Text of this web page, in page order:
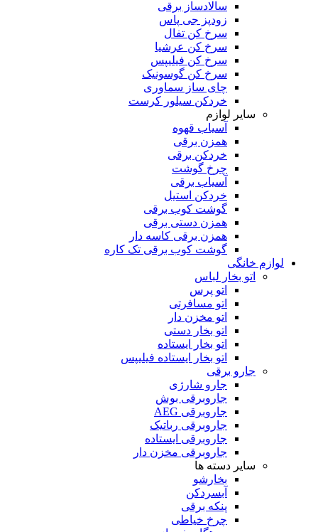
سالادساز برقی
زودپز جی پاس
سرخ کن تفال
سرخ کن عرشیا
سرخ کن فیلیپس
سرخ کن گوسونیک
چای ساز سماوری
خردکن سیلور کرست
سایر لوازم
آسیاب قهوه
همزن برقی
خردکن برقی
چرخ گوشت
آسیاب برقی
خردکن استیل
گوشت کوب برقی
همزن دستی برقی
همزن برقی کاسه دار
گوشت کوب برقی تک کاره
لوازم خانگی
اتو بخار لباس
اتو پرس
اتو مسافرتی
اتو مخزن دار
اتو بخار دستی
اتو بخار ایستاده
اتو بخار ایستاده فیلیپس
جارو برقی
جارو شارژی
جاروبرقی بوش
جاروبرقی AEG
جاروبرقی رباتیک
جاروبرقی ایستاده
جاروبرقی مخزن دار
سایر دسته ها
بخارشو
آبسردکن
پنکه برقی
چرخ خیاطی